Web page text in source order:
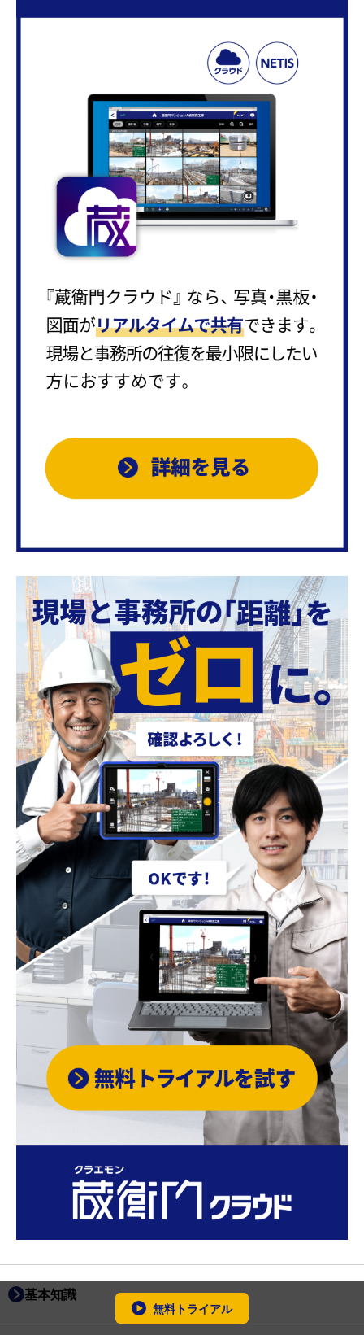
基本知識
無料トライアル